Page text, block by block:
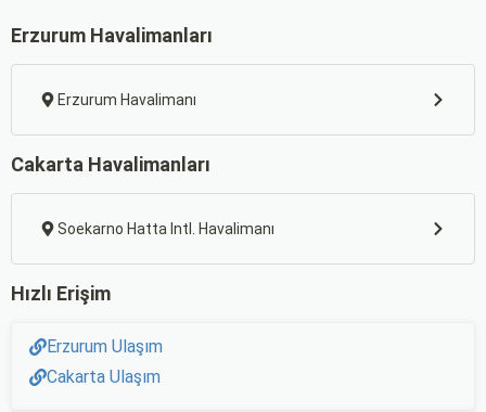
Erzurum Havalimanları
Erzurum Havalimanı
Cakarta Havalimanları
Soekarno Hatta Intl. Havalimanı
Hızlı Erişim
Erzurum Ulaşım
Cakarta Ulaşım